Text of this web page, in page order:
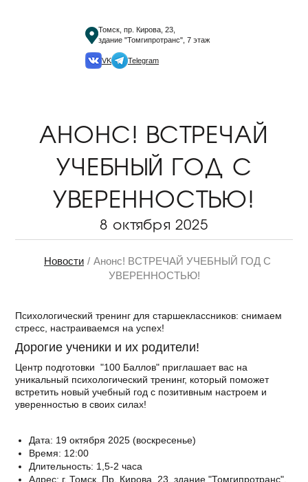
Томск, пр. Кирова, 23,
здание "Томгипротранс", 7 этаж
VK Telegram
АНОНС! ВСТРЕЧАЙ
УЧЕБНЫЙ ГОД С
УВЕРЕННОСТЬЮ!
8 октября 2025
Новости
Анонс! ВСТРЕЧАЙ УЧЕБНЫЙ ГОД С
УВЕРЕННОСТЬЮ!
Психологический тренинг для старшеклассников: снимаем
стресс, настраиваемся на успех!
Дорогие ученики и их родители!
Центр подготовки "100 Баллов" приглашает вас на
уникальный психологический тренинг, который поможет
встретить новый учебный год с позитивным настроем и
уверенностью в своих силах!
Дата: 19 октября 2025 (воскресенье)
Время: 12:00
Длительность: 1,5-2 часа
Адрес: г. Томск, Пр. Кирова, 23, здание "Томгипротранс",